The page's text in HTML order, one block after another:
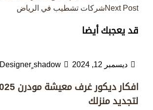
Next Postشركات تشطيب في الرياض
قد يعجبك أيضا
ديسمبر 12, 2024 Designer ٍshadow
لتجديد منزلك